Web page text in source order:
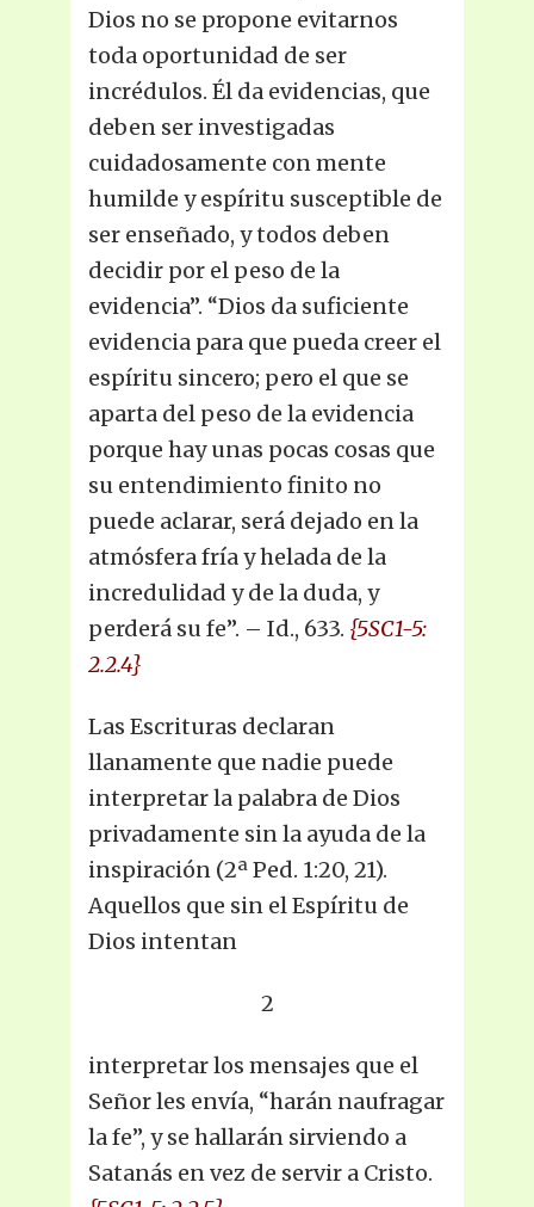
Dios no se propone evitarnos
toda oportunidad de ser
incrédulos. Él da evidencias, que
deben ser investigadas
cuidadosamente con mente
humilde y espíritu susceptible de
ser enseñado, y todos deben
decidir por el peso de la
evidencia”. “Dios da suficiente
evidencia para que pueda creer el
espíritu sincero; pero el que se
aparta del peso de la evidencia
porque hay unas pocas cosas que
su entendimiento finito no
puede aclarar, será dejado en la
atmósfera fría y helada de la
incredulidad y de la duda, y
perderá su fe”. – Id., 633. {5SC1-5:
2.2.4}
Las Escrituras declaran
llanamente que nadie puede
interpretar la palabra de Dios
privadamente sin la ayuda de la
inspiración (2ª Ped. 1:20, 21).
Aquellos que sin el Espíritu de
Dios intentan
2
interpretar los mensajes que el
Señor les envía, “harán naufragar
la fe”, y se hallarán sirviendo a
Satanás en vez de servir a Cristo.